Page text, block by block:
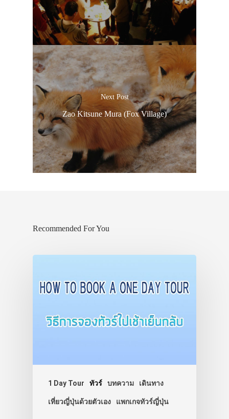
Next Post
Zao Kitsune Mura (Fox Village)
Recommended For You
1 Day Tour ทัวร์ บทความ เดินทาง
เที่ยวญี่ปุ่นด้วยตัวเอง แพกเกจทัวร์ญี่ปุ่น